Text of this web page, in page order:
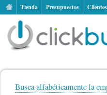
Tienda Presupuestos
Busca alfabéticamente la